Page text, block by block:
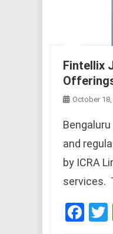
Fintellix
October
and
by ICRA
services.